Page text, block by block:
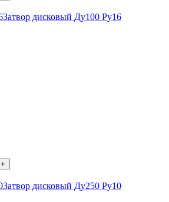
Затвор дисковый Ду100 Ру16
+
Затвор дисковый Ду250 Ру10